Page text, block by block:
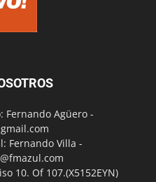
Fernando Agüero -
Fernando Villa -
10. Of 107.(X5152EYN)